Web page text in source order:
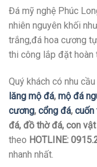
Đá mỹ nghệ Phúc
nhiên nguyên khối
trắng,đá hoa cương
thi công lắp đặt hoàn
Quý khách có nhu
lăng mộ đá, mộ đá
cương, cổng đá, cuốn
đá, đồ thờ đá, con vật
theo HOTLINE:
nhanh nhất.